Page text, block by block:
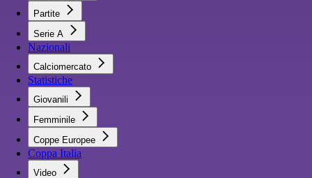
Partite
Serie A
Nazionali
Calciomercato
Statistiche
Giovanili
Femminile
Coppe Europee
Coppa Italia
Video